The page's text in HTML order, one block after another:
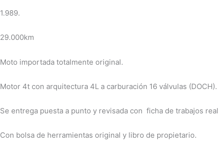
1.989.
29.000km
Moto importada totalmente original.
Motor 4t con arquitectura 4L a carburación 16 válvulas (DOCH).
Se entrega puesta a punto y revisada con ficha de trabajos
Con bolsa de herramientas original y libro de propietario.